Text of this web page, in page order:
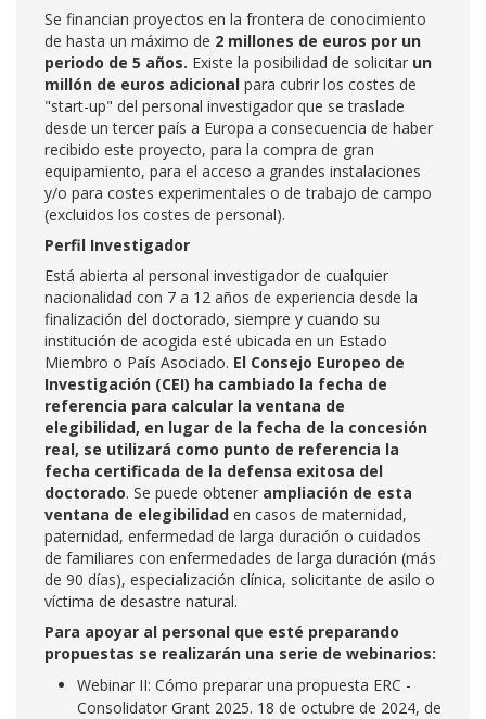
Se financian proyectos en la frontera de conocimiento
de hasta un máximo de 2 millones de euros por un
periodo de 5 años. Existe la posibilidad de solicitar un
millón de euros adicional para cubrir los costes de
"start-up" del personal investigador que se traslade
desde un tercer país a Europa a consecuencia de haber
recibido este proyecto, para la compra de gran
equipamiento, para el acceso a grandes instalaciones
y/o para costes experimentales o de trabajo de campo
(excluidos los costes de personal).
Perfil Investigador
Está abierta al personal investigador de cualquier
nacionalidad con 7 a 12 años de experiencia desde la
finalización del doctorado, siempre y cuando su
institución de acogida esté ubicada en un Estado
Miembro o País Asociado. El Consejo Europeo de
Investigación (CEI) ha cambiado la fecha de
referencia para calcular la ventana de
elegibilidad, en lugar de la fecha de la concesión
real, se utilizará como punto de referencia la
fecha certificada de la defensa exitosa del
doctorado. Se puede obtener ampliación de esta
ventana de elegibilidad en casos de maternidad,
paternidad, enfermedad de larga duración o cuidados
de familiares con enfermedades de larga duración (más
de 90 días), especialización clínica, solicitante de asilo o
víctima de desastre natural.
Para apoyar al personal que esté preparando
propuestas se realizarán una serie de webinarios:
Webinar II: Cómo preparar una propuesta ERC -
Consolidator Grant 2025. 18 de octubre de 2024, de